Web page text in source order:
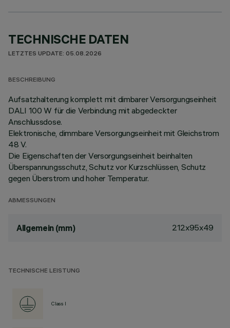
TECHNISCHE DATEN
LETZTES UPDATE: 05.08.2026
BESCHREIBUNG
Aufsatzhalterung komplett mit dimbarer Versorgungseinheit
DALI 100 W für die Verbindung mit abgedeckter
Anschlussdose.
Elektronische, dimmbare Versorgungseinheit mit Gleichstrom
48 V.
Die Eigenschaften der Versorgungseinheit beinhalten
Überspannungsschutz, Schutz vor Kurzschlüssen, Schutz
gegen Überstrom und hoher Temperatur.
ABMESSUNGEN
Allgemein (mm) 212x95x49
TECHNISCHE LEISTUNG
Class I